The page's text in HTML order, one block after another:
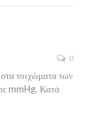
0
τοιχώματα των
σε mmHg. Κατά